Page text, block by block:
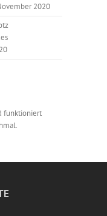
2020
funktioniert